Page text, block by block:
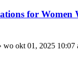
for Women
wo okt 01, 2025 10:07